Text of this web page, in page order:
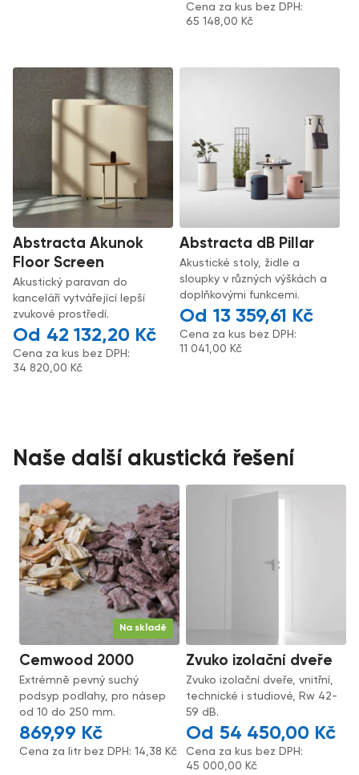
Cena za kus bez DPH:
65 148,00 Kč
Abstracta Akunok
Floor Screen
Akustický paravan do
kanceláří vytvářející lepší
zvukové prostředí.
42 132,20 Kč
Cena za kus bez DPH:
34 820,00 Kč
Abstracta dB Pillar
Akustické stoly, židle a
sloupky v různých výškách a
doplňkovými funkcemi.
13 359,61 Kč
Cena za kus bez DPH:
11 041,00 Kč
Naše další akustická řešení
Na skladě
Cemwood 2000
Extrémně pevný suchý
podsyp podlahy, pro násep
od 10 do 250 mm.
869,99 Kč
Cena za litr bez DPH:14,38 Kč
Zvuko izolační dveře
Zvuko izolační dveře, vnitřní,
technické i studiové, Rw 42-
59 dB.
54 450,00 Kč
Cena za kus bez DPH:
45 000,00 Kč